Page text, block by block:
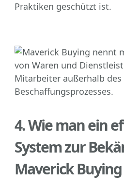
Praktiken geschützt ist.
4. Wie man ein
System zur
Maverick